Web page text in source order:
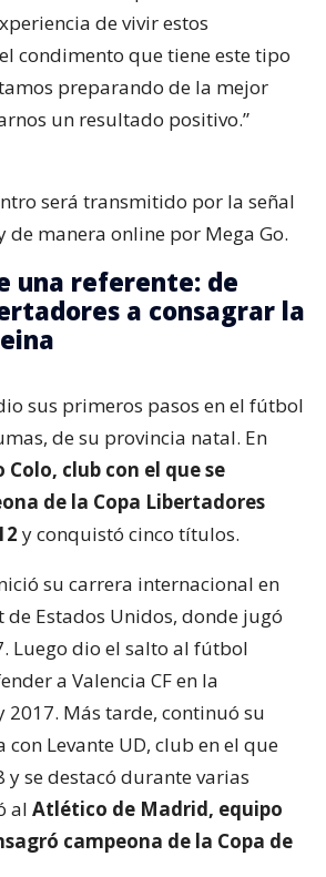
de vivir estos
condimento que tiene este tipo
preparando de la mejor
un resultado positivo.”
será transmitido por la señal
de manera online por Mega Go.
una referente: de
a consagrar la
sus primeros pasos en el fútbol
de su provincia natal. En
Colo, club con el que se
de la Copa Libertadores
y conquistó cinco títulos.
su carrera internacional en
Estados Unidos, donde jugó
Luego dio el salto al fútbol
a Valencia CF en la
Más tarde, continuó su
con Levante UD, club en el que
se destacó durante varias
al Atlético de Madrid, equipo
campeona de la Copa de